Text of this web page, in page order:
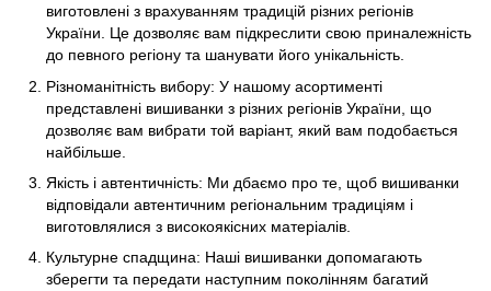
виготовлені з врахуванням традицій різних регіонів
України. Це дозволяє вам підкреслити свою приналежність
до певного регіону та шанувати його унікальність.
Різноманітність вибору: У нашому асортименті
представлені вишиванки з різних регіонів України, що
дозволяє вам вибрати той варіант, який вам подобається
найбільше.
Якість і автентичність: Ми дбаємо про те, щоб вишиванки
відповідали автентичним регіональним традиціям і
виготовлялися з високоякісних матеріалів.
Культурне спадщина: Наші вишиванки допомагають
зберегти та передати наступним поколінням багатий